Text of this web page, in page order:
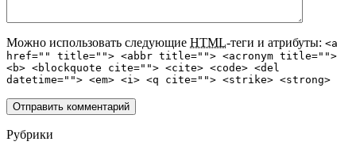
Можно использовать следующие HTML-теги и атрибуты: <a
href="" title=""> <abbr title=""> <acronym title="">
<b> <blockquote cite=""> <cite> <code> <del
datetime=""> <em> <i> <q cite=""> <strike> <strong>
Рубрики